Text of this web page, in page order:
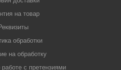
на товар
обработки
на обработку
с претензиями